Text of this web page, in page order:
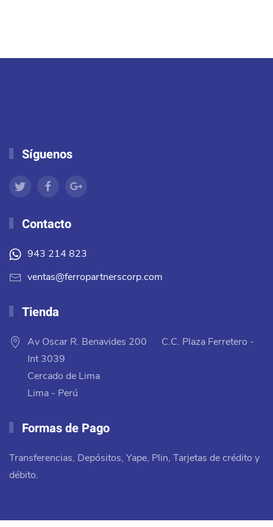
Síguenos
Contacto
943 214 823
ventas@ferropartnerscorp.com
Tienda
Av Oscar R. Benavides 200 C.C. Plaza Ferretero -
Int 3039
Cercado de Lima
Lima - Perú
Formas de Pago
Transferencias, Depósitos, Yape, Plin, Tarjetas de crédito y
débito.